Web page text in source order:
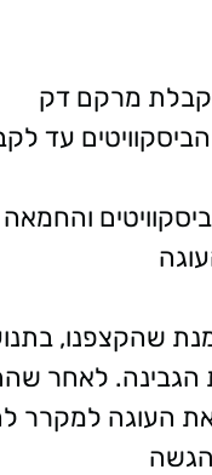
קבלת מרקם דק
עד
שהקצפנו,
הגבינה. לאחר
העוגה למקרר